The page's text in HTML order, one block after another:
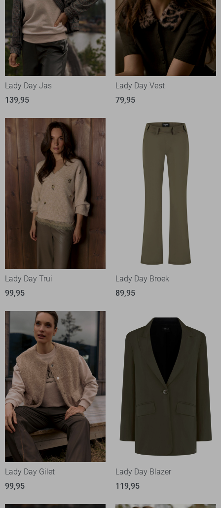
Lady Day Jas
139,95
Lady Day Vest
79,95
Lady Day Trui
99,95
Lady Day Broek
89,95
Lady Day Gilet
99,95
Lady Day Blazer
119,95